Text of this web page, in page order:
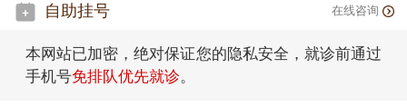
自助挂号 在线咨询
本网站已加密，绝对保证您的隐私安全，就诊前通过
手机号免排队优先就诊。